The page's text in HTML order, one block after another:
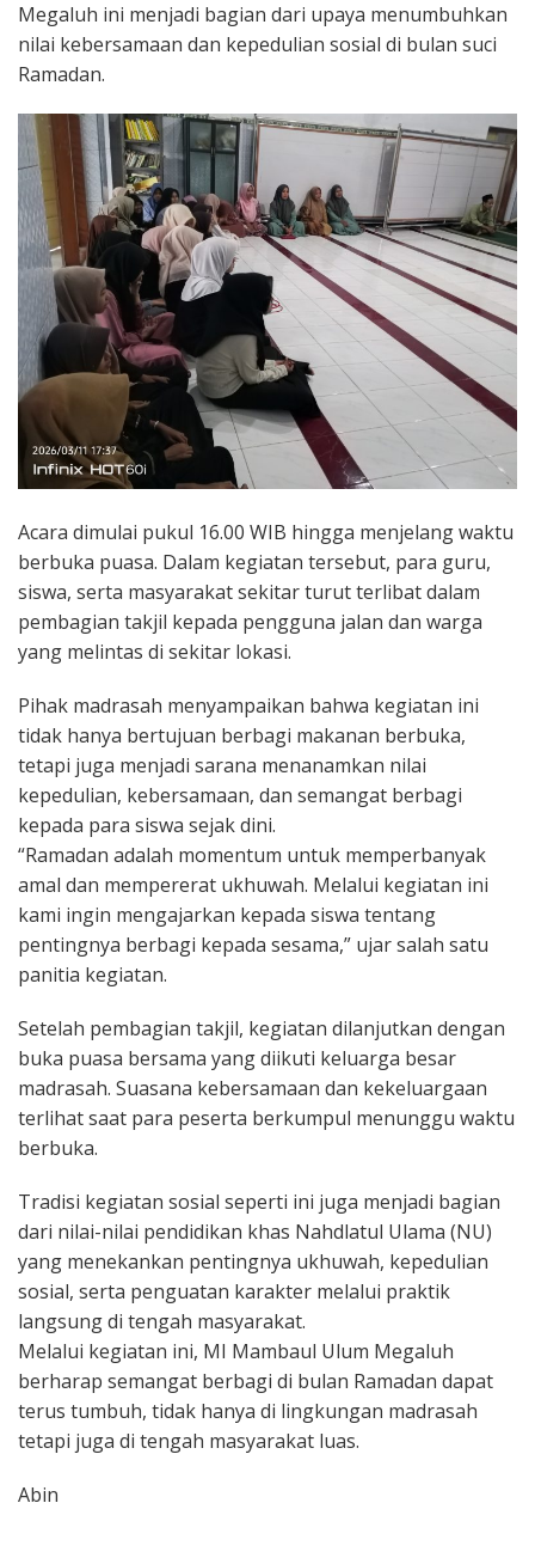
Megaluh ini menjadi bagian dari upaya menumbuhkan
nilai kebersamaan dan kepedulian sosial di bulan suci
Ramadan.
Acara dimulai pukul 16.00 WIB hingga menjelang waktu
berbuka puasa. Dalam kegiatan tersebut, para guru,
siswa, serta masyarakat sekitar turut terlibat dalam
pembagian takjil kepada pengguna jalan dan warga
yang melintas di sekitar lokasi.
Pihak madrasah menyampaikan bahwa kegiatan ini
tidak hanya bertujuan berbagi makanan berbuka,
tetapi juga menjadi sarana menanamkan nilai
kepedulian, kebersamaan, dan semangat berbagi
kepada para siswa sejak dini.
“Ramadan adalah momentum untuk memperbanyak
amal dan mempererat ukhuwah. Melalui kegiatan ini
kami ingin mengajarkan kepada siswa tentang
pentingnya berbagi kepada sesama,” ujar salah satu
panitia kegiatan.
Setelah pembagian takjil, kegiatan dilanjutkan dengan
buka puasa bersama yang diikuti keluarga besar
madrasah. Suasana kebersamaan dan kekeluargaan
terlihat saat para peserta berkumpul menunggu waktu
berbuka.
Tradisi kegiatan sosial seperti ini juga menjadi bagian
dari nilai-nilai pendidikan khas Nahdlatul Ulama (NU)
yang menekankan pentingnya ukhuwah, kepedulian
sosial, serta penguatan karakter melalui praktik
langsung di tengah masyarakat.
Melalui kegiatan ini, MI Mambaul Ulum Megaluh
berharap semangat berbagi di bulan Ramadan dapat
terus tumbuh, tidak hanya di lingkungan madrasah
tetapi juga di tengah masyarakat luas.
Abin